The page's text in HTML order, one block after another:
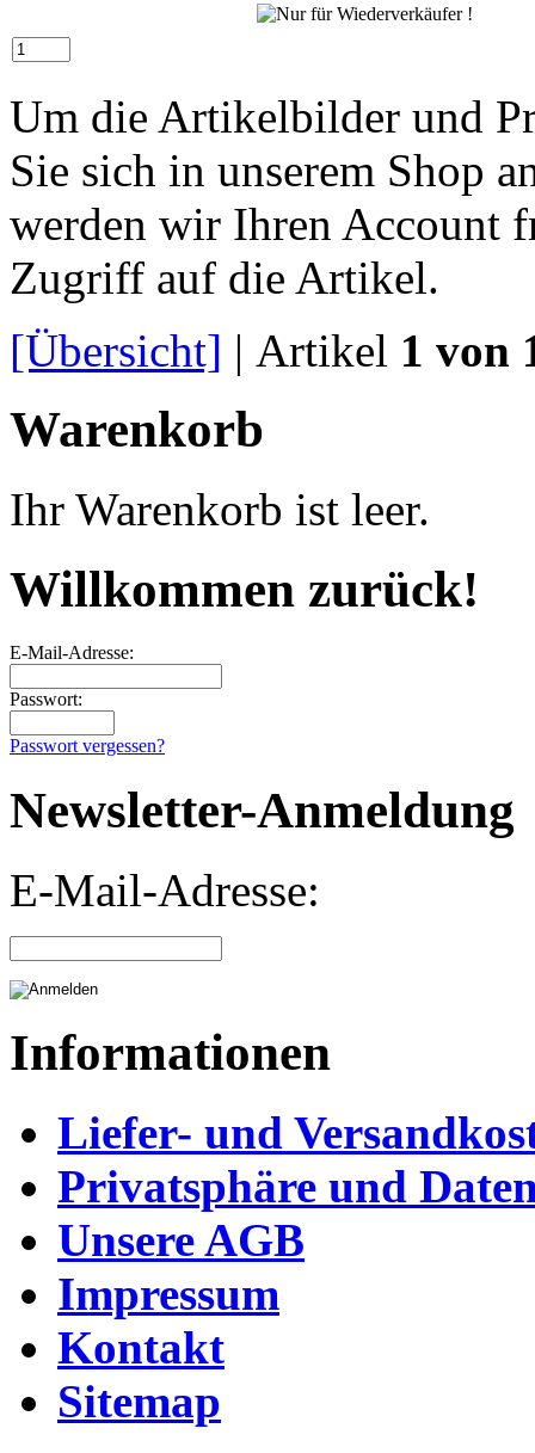
Um die Artikelbilder und
Sie sich in unserem Shop
werden wir Ihren Account
Zugriff auf die Artikel.
[Übersicht] | Artikel 1 von
Warenkorb
Ihr Warenkorb ist leer.
Willkommen zurück!
E-Mail-Adresse:
Passwort:
Passwort vergessen?
Newsletter-Anmeldung
E-Mail-Adresse:
Informationen
Liefer- und
Privatsphäre und
Unsere AGB
Impressum
Kontakt
Sitemap